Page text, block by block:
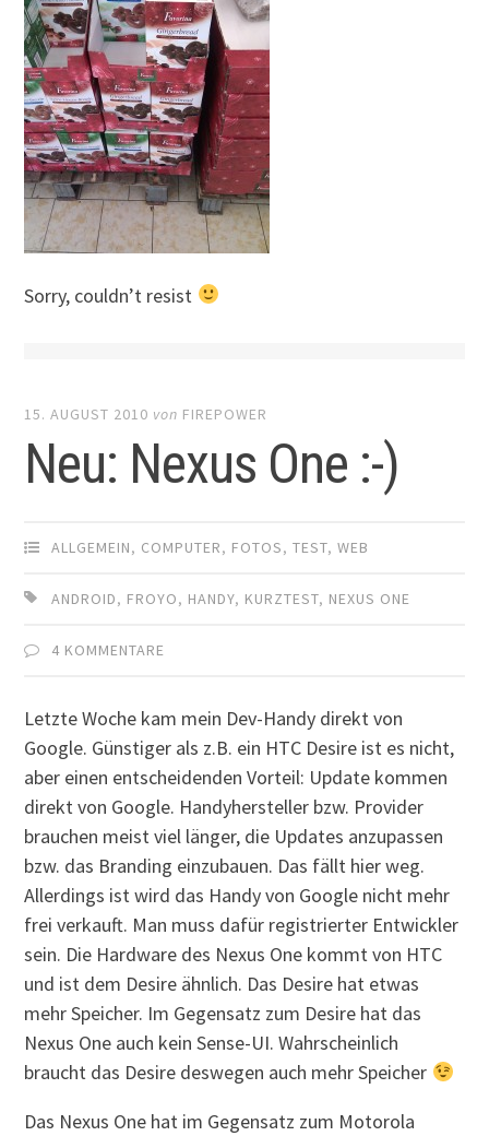
Sorry, couldn’t resist
15. AUGUST 2010 von FIREPOWER
Neu: Nexus One :-)
ALLGEMEIN, COMPUTER, FOTOS,TEST,WEB
ANDROID, FROYO, HANDY, KURZTEST, NEXUS ONE
4 KOMMENTARE
Letzte Woche kam mein Dev-Handy direkt von
Google. Günstiger als z.B. ein HTC Desire ist es nicht,
aber einen entscheidenden Vorteil: Update kommen
direkt von Google. Handyhersteller bzw. Provider
brauchen meist viel länger, die Updates anzupassen
bzw. das Branding einzubauen. Das fällt hier weg.
Allerdings ist wird das Handy von Google nicht mehr
frei verkauft. Man muss dafür registrierter Entwickler
sein. Die Hardware des Nexus One kommt von HTC
und ist dem Desire ähnlich. Das Desire hat etwas
mehr Speicher. Im Gegensatz zum Desire hat das
Nexus One auch kein Sense-UI. Wahrscheinlich
braucht das Desire deswegen auch mehr Speicher
Das Nexus One hat im Gegensatz zum Motorola